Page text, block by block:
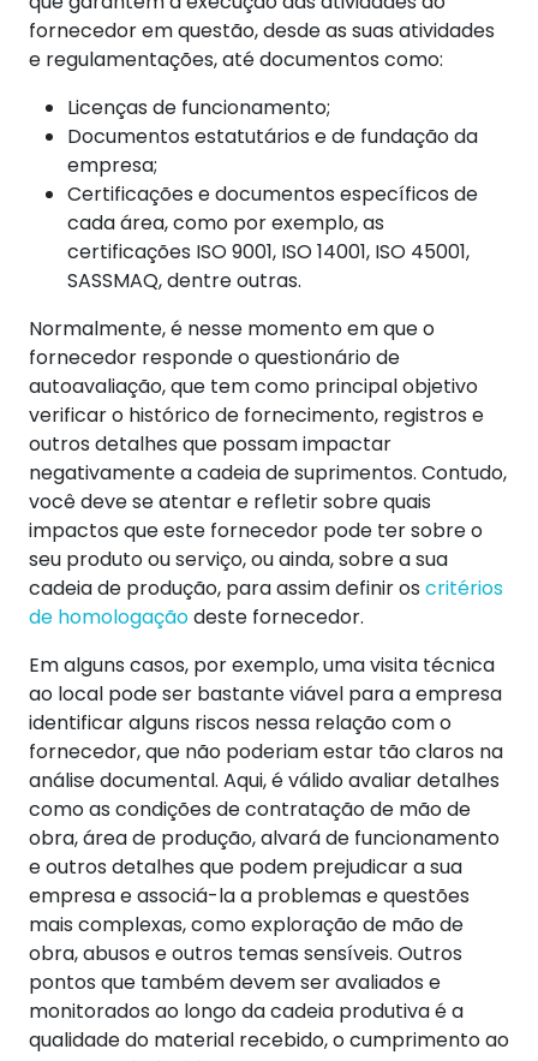
fornecedor em questão, desde as suas atividades
e regulamentações, até documentos como:
Licenças de funcionamento;
Documentos estatutários e de fundação da
empresa;
Certificações e documentos específicos de
cada área, como por exemplo, as
certificações ISO 9001, ISO 14001, ISO 45001,
SASSMAQ, dentre outras.
Normalmente, é nesse momento em que o
fornecedor responde o questionário de
autoavaliação, que tem como principal objetivo
verificar o histórico de fornecimento, registros e
outros detalhes que possam impactar
negativamente a cadeia de suprimentos. Contudo,
você deve se atentar e refletir sobre quais
impactos que este fornecedor pode ter sobre o
seu produto ou serviço, ou ainda, sobre a sua
cadeia de produção, para assim definir os critérios
de homologaçãodeste fornecedor.
Em alguns casos, por exemplo, uma visita técnica
ao local pode ser bastante viável para a empresa
identificar alguns riscos nessa relação com o
fornecedor, que não poderiam estar tão claros na
análise documental. Aqui, é válido avaliar detalhes
como as condições de contratação de mão de
obra, área de produção, alvará de funcionamento
e outros detalhes que podem prejudicar a sua
empresa e associá-la a problemas e questões
mais complexas, como exploração de mão de
obra, abusos e outros temas sensíveis. Outros
pontos que também devem ser avaliados e
monitorados ao longo da cadeia produtiva é a
qualidade do material recebido, o cumprimento ao